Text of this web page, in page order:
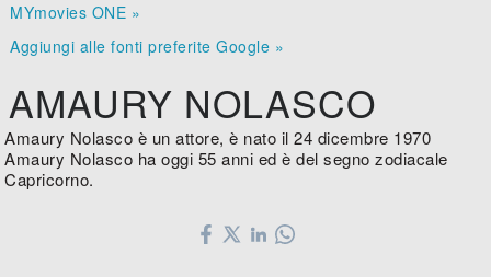
MYmovies ONE »
Aggiungi alle fonti preferite Google »
AMAURY NOLASCO
Amaury Nolasco è un attore, è nato il 24 dicembre 1970
Amaury Nolasco ha oggi 55 anni ed è del segno zodiacale
Capricorno.